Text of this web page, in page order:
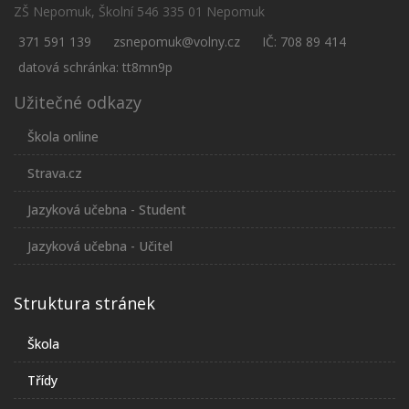
ZŠ Nepomuk, Školní 546 335 01 Nepomuk
371 591 139
zsnepomuk@volny.cz
IČ: 708 89 414
datová schránka: tt8mn9p
Užitečné odkazy
Škola online
Strava.cz
Jazyková učebna - Student
Jazyková učebna - Učitel
Struktura stránek
Škola
Třídy